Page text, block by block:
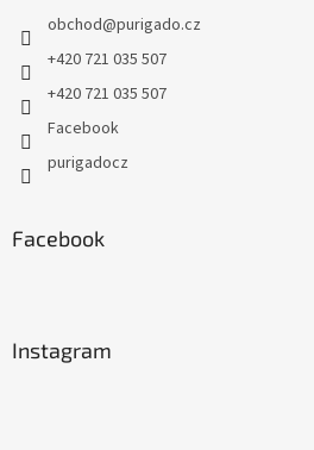
obchod@purigado.cz
+420 721 035 507
+420 721 035 507
Facebook
purigadocz
Facebook
Instagram